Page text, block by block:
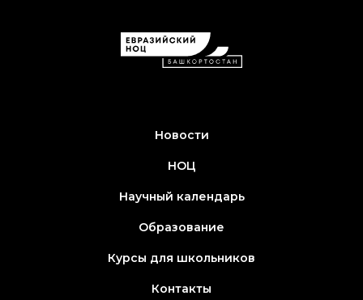
Новости
НОЦ
Научный календарь
Образование
Курсы для школьников
Контакты